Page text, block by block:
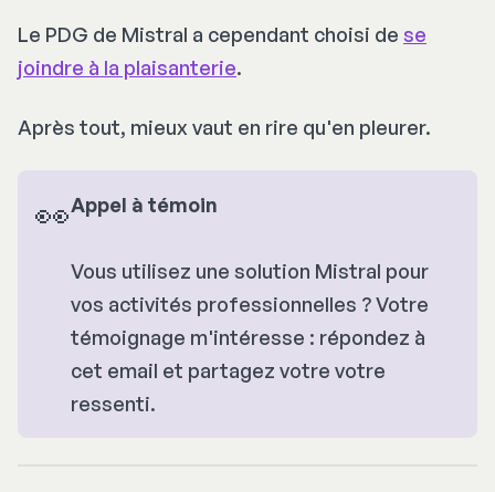
Le PDG de Mistral a cependant choisi de se
joindre à la plaisanterie.
Après tout, mieux vaut en rire qu'en pleurer.
👀Appel à témoin
Vous utilisez une solution Mistral pour
vos activités professionnelles ? Votre
témoignage m'intéresse : répondez à
cet email et partagez votre votre
ressenti.